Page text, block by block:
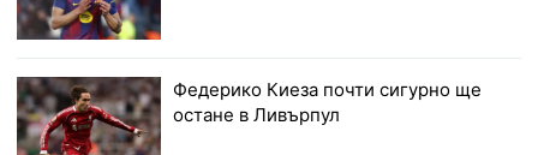
Федерико Киеза почти сигурно ще
остане в Ливърпул